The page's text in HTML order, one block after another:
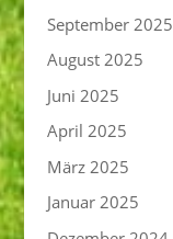
September 2025
August 2025
Juni 2025
April 2025
März 2025
Januar 2025